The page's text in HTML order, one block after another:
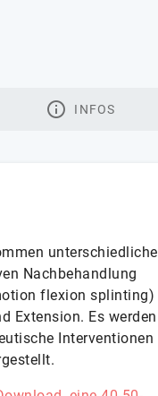
INFOS
unterschiedliche
Nachbehandlung
flexion splinting)
Extension. Es werden
Interventionen
vorgestellt.